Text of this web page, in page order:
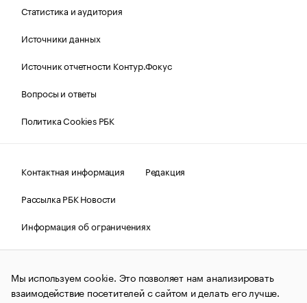
Статистика и аудитория
Источники данных
Источник отчетности Контур.Фокус
Вопросы и ответы
Политика Cookies РБК
Контактная информация
Редакция
Рассылка РБК Новости
Информация об ограничениях
Правовая информация
О соблюдении авторских прав
© АО «РОСБИЗНЕСКОНСАЛТИНГ»,1995–2026.Сообщения
и материалы информационного агентства «РБК»
Мы используем cookie. Это позволяет нам анализировать
взаимодействие посетителей с сайтом и делать его лучше.